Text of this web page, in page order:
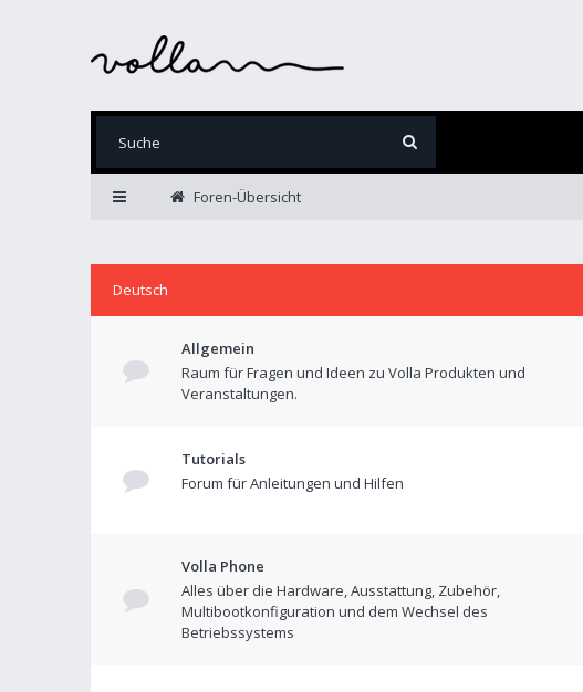
Foren-Übersicht
Deutsch
Allgemein
Raum für Fragen und Ideen zu Volla Produkten und
Veranstaltungen.
Tutorials
Forum für Anleitungen und Hilfen
Volla Phone
Alles über die Hardware, Ausstattung, Zubehör,
Multibootkonfiguration und dem Wechsel des
Betriebssystems